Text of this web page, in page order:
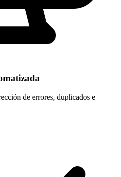
de errores, duplicados e